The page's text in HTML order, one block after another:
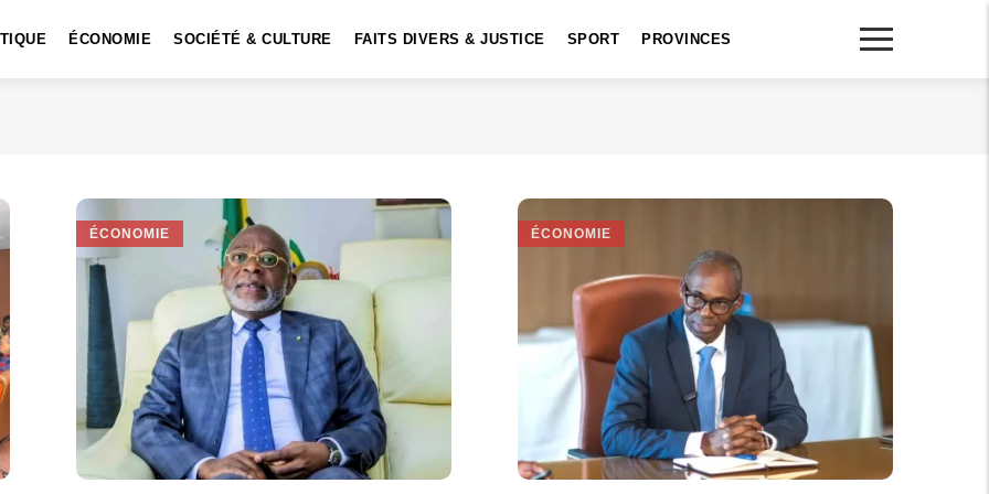
ÉCONOMIE SOCIÉTÉ & CULTURE FAITS DIVERS & JUSTICE SPORT PROVINCES
ÉCONOMIE ÉCONOMIE